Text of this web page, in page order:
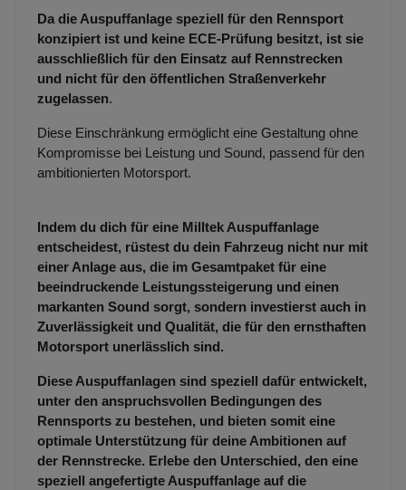
Da die Auspuffanlage speziell für den Rennsport
konzipiert ist und keine ECE-Prüfung besitzt, ist sie
ausschließlich für den Einsatz auf Rennstrecken
und nicht für den öffentlichen Straßenverkehr
zugelassen.
Diese Einschränkung ermöglicht eine Gestaltung ohne
Kompromisse bei Leistung und Sound, passend für den
ambitionierten Motorsport.
Indem du dich für eine Milltek Auspuffanlage
entscheidest, rüstest du dein Fahrzeug nicht nur mit
einer Anlage aus, die im Gesamtpaket für eine
beeindruckende Leistungssteigerung und einen
markanten Sound sorgt, sondern investierst auch in
Zuverlässigkeit und Qualität, die für den ernsthaften
Motorsport unerlässlich sind.
Diese Auspuffanlagen sind speziell dafür entwickelt,
unter den anspruchsvollen Bedingungen des
Rennsports zu bestehen, und bieten somit eine
optimale Unterstützung für deine Ambitionen auf
der Rennstrecke. Erlebe den Unterschied, den eine
speziell angefertigte Auspuffanlage auf die